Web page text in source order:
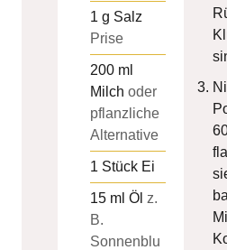
1 g Salz
Prise
200 ml
Milch oder
pflanzliche
Alternative
1 Stück Ei
15 ml Öl z.
B.
Sonnenblu